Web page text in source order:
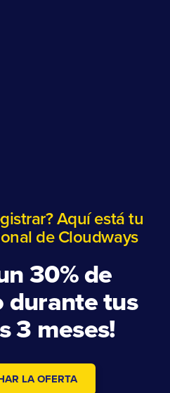
Aquí está tu
de Cloudways
30% de
durante tus
3 meses!
LA OFERTA